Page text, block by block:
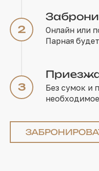
Онлайн или
Парная
Без сумок и